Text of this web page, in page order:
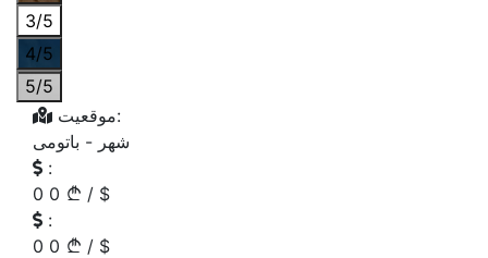
3/5
4/5
5/5
موقعیت:
شهر - باتومی
:
0 0 / $
:
0 0 / $